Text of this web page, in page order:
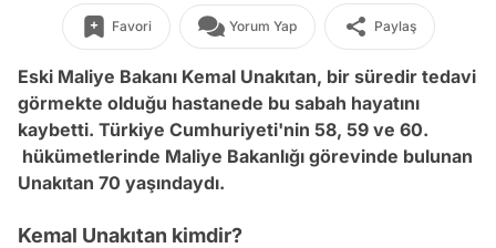
Favori Yorum Yap Paylaş
Eski Maliye Bakanı Kemal Unakıtan, bir süredir tedavi
görmekte olduğu hastanede bu sabah hayatını
kaybetti. Türkiye Cumhuriyeti'nin 58, 59 ve 60.
hükümetlerinde Maliye Bakanlığı görevinde bulunan
Unakıtan 70 yaşındaydı.
Kemal Unakıtan kimdir?